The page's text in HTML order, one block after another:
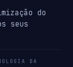
do
seus
DA